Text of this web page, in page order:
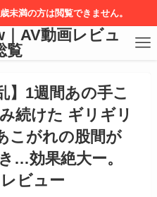
未満の方は閲覧できません。
AV動画レビュ
覧
】1週間あの手こ
続けた ギリギリ
こがれの股間が
…効果絶大ー。
ビュー